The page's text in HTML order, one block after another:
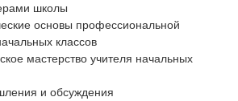
школы
основы профессиональной
классов
мастерство учителя начальных
и обсуждения